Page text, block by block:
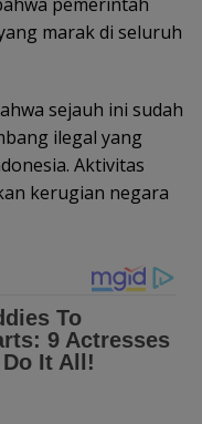
marak di seluruh
sejauh ini sudah
ilegal yang
Aktivitas
kerugian negara